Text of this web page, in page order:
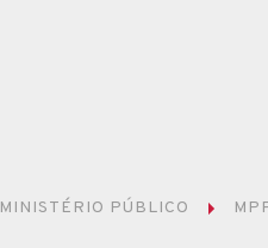
MINISTÉRIO PÚBLICO